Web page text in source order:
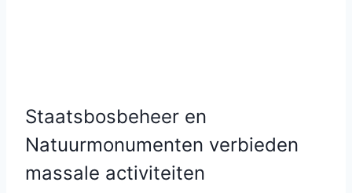
Staatsbosbeheer en
Natuurmonumenten verbieden
massale activiteiten